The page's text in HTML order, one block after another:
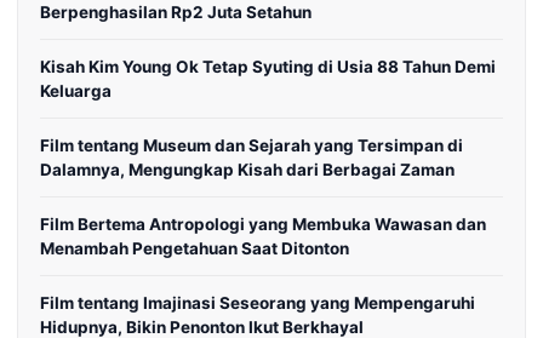
Berpenghasilan Rp2 Juta Setahun
Kisah Kim Young Ok Tetap Syuting di Usia 88 Tahun Demi
Keluarga
Film tentang Museum dan Sejarah yang Tersimpan di
Dalamnya, Mengungkap Kisah dari Berbagai Zaman
Film Bertema Antropologi yang Membuka Wawasan dan
Menambah Pengetahuan Saat Ditonton
Film tentang Imajinasi Seseorang yang Mempengaruhi
Hidupnya, Bikin Penonton Ikut Berkhayal